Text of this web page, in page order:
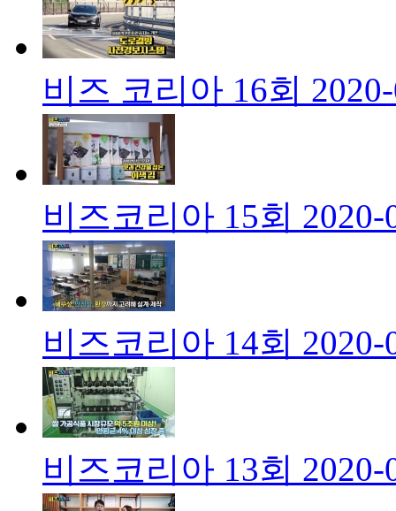
비즈 코리아 16회
비즈코리아 15회 2020-
비즈코리아 14회 2020-
비즈코리아 13회 2020-